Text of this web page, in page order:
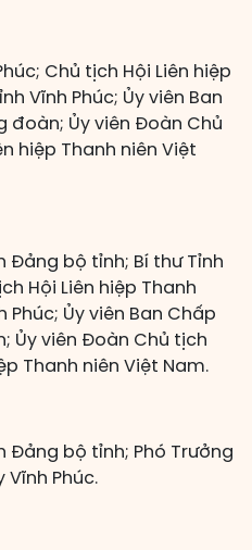
Chủ tịch Hội Liên hiệp
Vĩnh Phúc; Ủy viên Ban
đoàn; Ủy viên Đoàn Chủ
hiệp Thanh niên Việt
Đảng bộ tỉnh; Bí thư Tỉnh
Hội Liên hiệp Thanh
Ủy viên Ban Chấp
Ủy viên Đoàn Chủ tịch
Thanh niên Việt Nam.
Đảng bộ tỉnh; Phó Trưởng
Vĩnh Phúc.